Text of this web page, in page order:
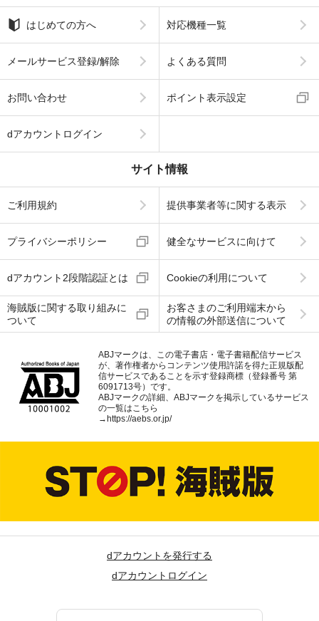
はじめての方へ 対応機種一覧
メールサービス登録/解除 よくある質問
お問い合わせ ポイント表示設定
dアカウントログイン
サイト情報
ご利用規約 提供事業者等に関する表示
プライバシーポリシー 健全なサービスに向けて
dアカウント2段階認証とは Cookieの利用について
海賊版に関する取り組みに
ついて
お客さまのご利用端末から
の情報の外部送信について
ABJマークは、この電子書店・電子書籍配信サービス
が、著作権者からコンテンツ使用許諾を得た正規版配
信サービスであることを示す登録商標（登録番号 第
6091713号）です。
ABJマークの詳細、ABJマークを掲示しているサービス
の一覧はこちら
→https://aebs.or.jp/
dアカウントを発行する
dアカウントログイン